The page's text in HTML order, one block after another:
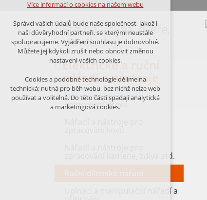
Stavba - okna, dveře,
stavebniny
Elektrické a ruční
nářadí a nástroje
Nářadí a nástroje pro
zpracování dřeva
zpracování kamene, zdiva atd.
Upínací a manipulační nářadí a
vyhodnocení návštěvnosti
marketingová cookies (Google,Facebook)
Více informací o cookies na našem webu
ODMÍTNOUT VŠE
Více informací o cookies na našem webu
Správci vašich údajů bude naše společnost, jakož i
naši důvěryhodní partneři, se kterými neustále
spolupracujeme. Vyjádření souhlasu je dobrovolné.
Můžete jej kdykoli zrušit nebo obnovit změnou
nastavení vašich cookies.
Cookies a podobné technologie dělíme na
technická: nutná pro běh webu, bez nichž nelze web
používat a volitelná. Do této části spadají analytická
a marketingová cookies.